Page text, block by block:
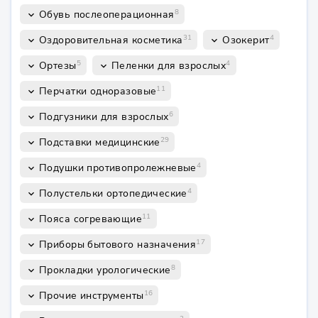
keyboard_arrow_down Обувь послеоперационная8
keyboard_arrow_down Оздоровительная косметика 31 keyboard_arrow_down Озокерит4
keyboard_arrow_down Ортезы 5 keyboard_arrow_down Пеленки для взрослых4
keyboard_arrow_down Перчатки одноразовые11
keyboard_arrow_down Подгузники для взрослых6
keyboard_arrow_down Подставки медицинские 29
keyboard_arrow_down Подушки противопролежневые4
keyboard_arrow_down Полустельки ортопедические4
keyboard_arrow_down Пояса согревающие11
keyboard_arrow_down Приборы бытового назначения17
keyboard_arrow_down Прокладки урологические8
keyboard_arrow_down Прочие инструменты 16